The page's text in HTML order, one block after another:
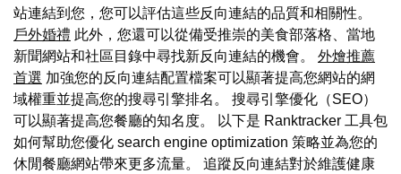
站連結到您，您可以評估這些反向連結的品質和相關性。
戶外婚禮 此外，您還可以從備受推崇的美食部落格、當地
新聞網站和社區目錄中尋找新反向連結的機會。 外燴推薦
首選 加強您的反向連結配置檔案可以顯著提高您網站的網
域權重並提高您的搜尋引擎排名。 搜尋引擎優化（SEO）
可以顯著提高您餐廳的知名度。 以下是 Ranktracker 工具包
如何幫助您優化 search engine optimization 策略並為您的
休閒餐廳網站帶來更多流量。 追蹤反向連結對於維護健康